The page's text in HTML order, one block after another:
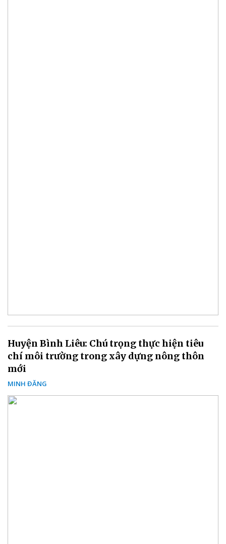
Huyện Bình Liêu: Chú trọng thực hiện tiêu
chí môi trường trong xây dựng nông thôn
mới
MINH ĐĂNG